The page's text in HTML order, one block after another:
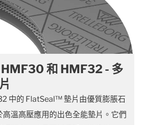
和 HMF32 - 多
中的 FlatSeal™ 墊片由優質膨脹石
高溫高壓應用的出色全能墊片。它們